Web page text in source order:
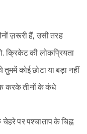
ज़रूरी हैं, उसी तरह
क्रिकेट की लोकप्रियता
तुममें कोई छोटा या बड़ा नहीं
करके तीनों के कंधे
पर पश्चाताप के चिह्न